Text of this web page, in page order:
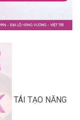
TÁI TẠO NĂNG